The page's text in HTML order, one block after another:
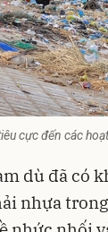
cực đến các
dù đã có
nhựa